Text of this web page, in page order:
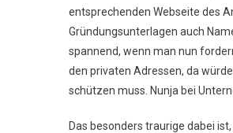
entsprechenden Webseite des
Gründungsunterlagen auch
spannend, wenn man nun
den privaten Adressen, da
schützen muss. Nunja bei
Das besonders traurige dabei